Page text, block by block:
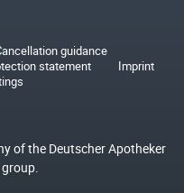
guidance
statement
Imprint
of the Deutscher Apotheker